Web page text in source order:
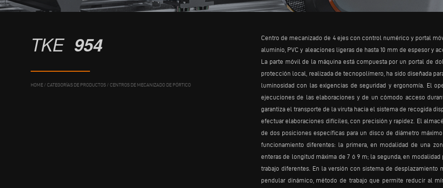
TKE 954
HOME/ CATEGORÍAS DE PRODUCTOS/ CENTROS DE MECANIZADO DE PÓRTICO
Centro de mecanizado de 4 ejes con control numérico y portal
aluminio, PVC y aleaciones ligeras de hasta 10 mm de espesor y
La parte móvil de la máquina está compuesta por un portal de
protección local, realizada de tecnopolímero, ha sido diseñada
luminosidad con las exigencias de seguridad y ergonomía. El
ejecuciones de las elaboraciones y de un cómodo acceso
garantiza el transporte de la viruta hacia el sistema de recogida
efectuar elaboraciones difíciles, con precisión y rapidez. El
de dos posiciones específicas para un disco de diámetro
funcionamiento diferentes: la primera, en modalidad de una
enteras de longitud máxima de 7 ó 9 m; la segunda, en
trabajo diferentes. En la versión con sistema de desplazamiento
pendular dinámico, método de trabajo que permite reducir al